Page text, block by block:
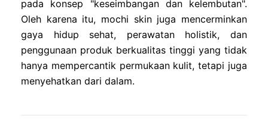
pada konsep "keseimbangan dan kelembutan".
Oleh karena itu, mochi skin juga mencerminkan
gaya hidup sehat, perawatan holistik, dan
penggunaan produk berkualitas tinggi yang tidak
hanya mempercantik permukaan kulit, tetapi juga
menyehatkan dari dalam.